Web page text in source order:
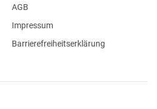
AGB
Impressum
Barrierefreiheitserklärung